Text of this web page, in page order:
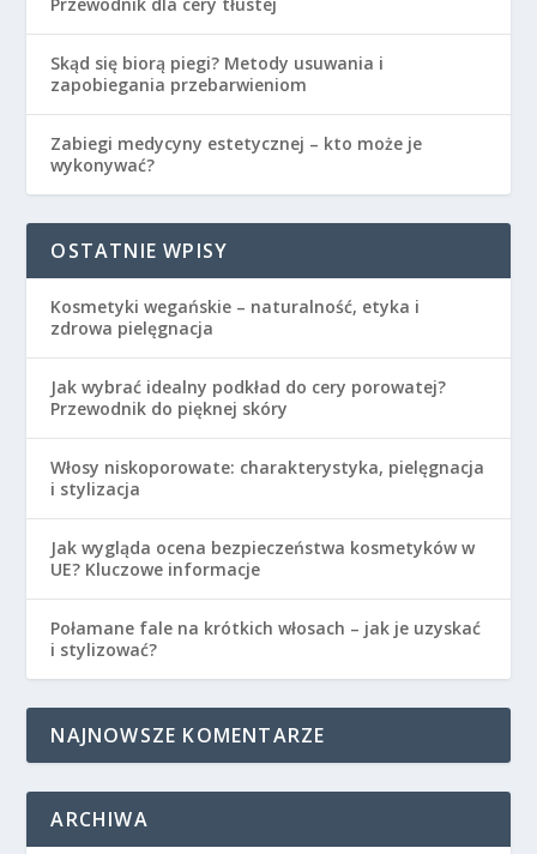
Skąd się biorą piegi? Metody usuwania i
zapobiegania przebarwieniom
Zabiegi medycyny estetycznej – kto może je
wykonywać?
OSTATNIE WPISY
Kosmetyki wegańskie – naturalność, etyka i
zdrowa pielęgnacja
Jak wybrać idealny podkład do cery porowatej?
Przewodnik do pięknej skóry
Włosy niskoporowate: charakterystyka, pielęgnacja
i stylizacja
Jak wygląda ocena bezpieczeństwa kosmetyków w
UE? Kluczowe informacje
Połamane fale na krótkich włosach – jak je uzyskać
i stylizować?
NAJNOWSZE KOMENTARZE
ARCHIWA